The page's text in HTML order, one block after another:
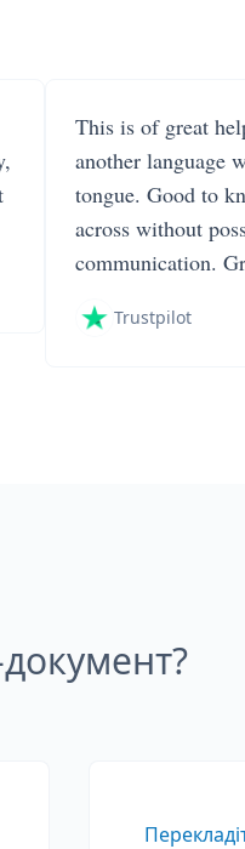
This is of great
another language
tongue. Good to
across without
communication.
Trustpilot